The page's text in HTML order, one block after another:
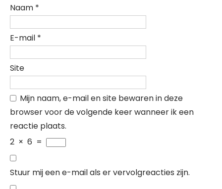
Naam *
E-mail *
Site
Mijn naam, e-mail en site bewaren in deze
browser voor de volgende keer wanneer ik een
reactie plaats.
2 × 6 =
Stuur mij een e-mail als er vervolgreacties zijn.